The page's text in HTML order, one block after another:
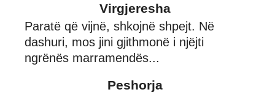
Virgjeresha
Paratë që vijnë, shkojnë shpejt. Në
dashuri, mos jini gjithmonë i njëjti
ngrënës marramendës...
Peshorja